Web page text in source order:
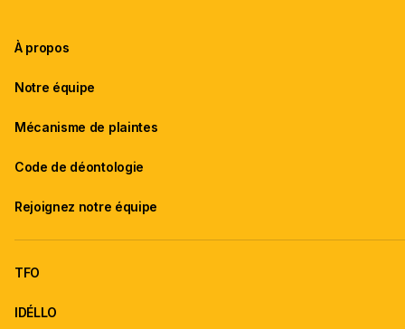
À propos
Notre équipe
Mécanisme de plaintes
Code de déontologie
Rejoignez notre équipe
TFO
IDÉLLO